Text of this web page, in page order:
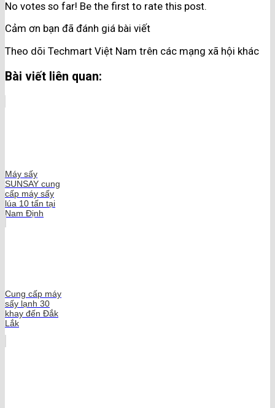
No votes so far! Be the first to rate this post.
Cảm ơn bạn đã đánh giá bài viết
Theo dõi Techmart Việt Nam trên các mạng xã hội khác
Bài viết liên quan:
Máy sấy
SUNSAY cung
cấp máy sấy
lúa 10 tấn tại
Nam Định
Cung cấp máy
sấy lạnh 30
khay đến Đắk
Lắk